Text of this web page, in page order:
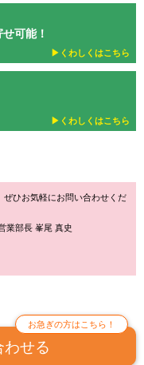
可能！
▶︎くわしくはこちら
▶︎くわしくはこちら
ぜひお気軽にお問い合わせくだ
業部長 峯尾 真史
わせる
お急ぎの方はこちら！